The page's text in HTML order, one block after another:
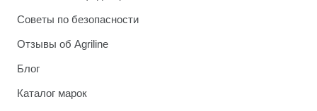
Советы по безопасности
Отзывы об Agriline
Блог
Каталог марок